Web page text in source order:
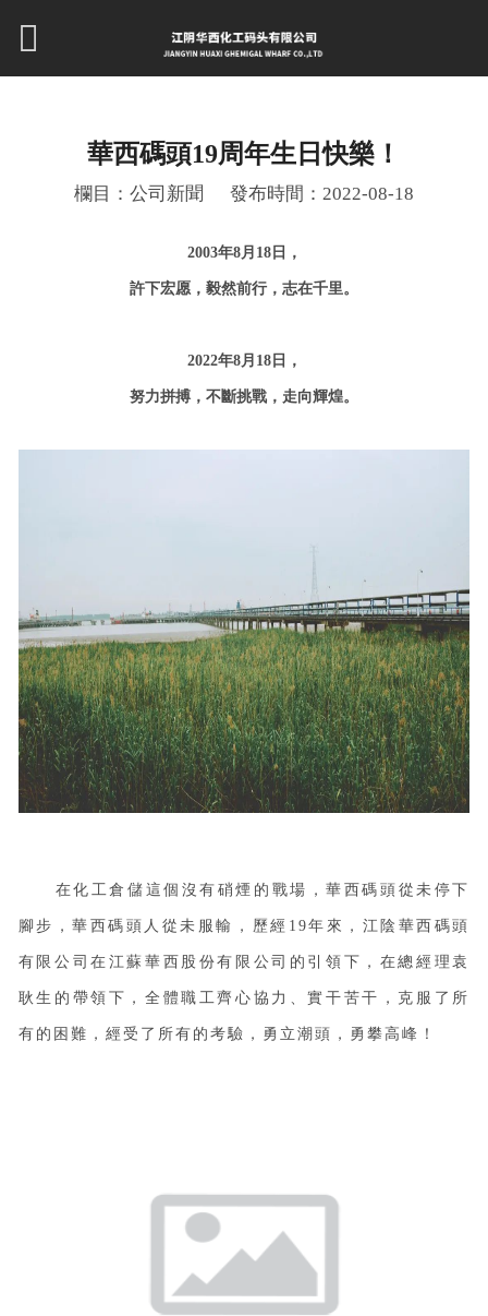
華西碼頭19周年生日快樂！
欄目：公司新聞 發布時間：2022-08-18
2003年8月 18日，
許下宏愿，毅然前行，志在千里。
2022年8月 18日，
努力拼搏，不斷挑戰，走向輝煌。
在化工倉儲這個沒有硝煙的戰場，華西碼頭從未停下
腳步，華西碼頭人從未服輸，歷經 19年來，江陰華西碼頭
有限公司在江蘇華西股份有限公司的引領下，在總經理袁
耿生的帶領下，全體職工齊心協力、實干苦干，克服了所
有的困難，經受了所有的考驗，勇立潮頭，勇攀高峰！